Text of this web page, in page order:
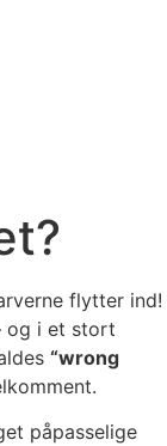
flytter ind!
og i et stort
“wrong
påpasselige